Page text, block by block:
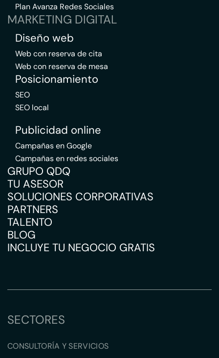
Plan Avanza Redes Sociales
MARKETING DIGITAL
Diseño web
Web con reserva de cita
Web con reserva de mesa
Posicionamiento
SEO
SEO local
Publicidad online
Campañas en Google
Campañas en redes sociales
GRUPO QDQ
TU ASESOR
SOLUCIONES CORPORATIVAS
PARTNERS
TALENTO
BLOG
INCLUYE TU NEGOCIO GRATIS
SECTORES
CONSULTORÍA Y SERVICIOS